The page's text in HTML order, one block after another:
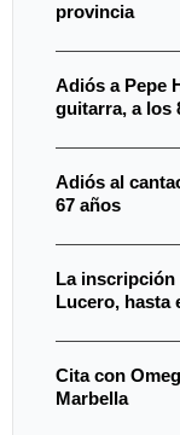
provincia
Adiós a Pepe
guitarra, a los
Adiós al
67 años
La inscripción
Lucero, hasta
Cita con
Marbella